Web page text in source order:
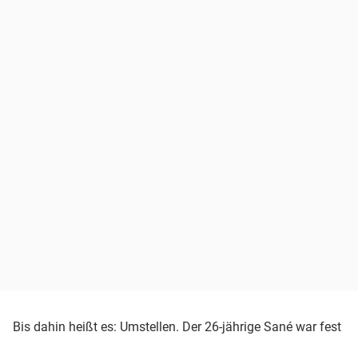
Bis dahin heißt es: Umstellen. Der 26-jährige Sané war fest